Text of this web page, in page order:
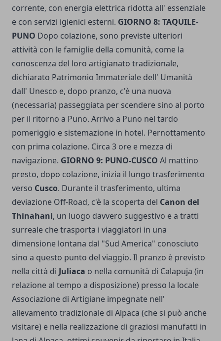
corrente, con energia elettrica ridotta all' essenziale
e con servizi igienici esterni. GIORNO 8: TAQUILE-
PUNO Dopo colazione, sono previste ulteriori
attività con le famiglie della comunità, come la
conoscenza del loro artigianato tradizionale,
dichiarato Patrimonio Immateriale dell' Umanità
dall' Unesco e, dopo pranzo, c'è una nuova
(necessaria) passeggiata per scendere sino al porto
per il ritorno a Puno. Arrivo a Puno nel tardo
pomeriggio e sistemazione in hotel. Pernottamento
con prima colazione. Circa 3 ore e mezza di
navigazione. GIORNO 9: PUNO-CUSCO Al mattino
presto, dopo colazione, inizia il lungo trasferimento
verso Cusco. Durante il trasferimento, ultima
deviazione Off-Road, c'è la scoperta del Canon del
Thinahani, un luogo davvero suggestivo e a tratti
surreale che trasporta i viaggiatori in una
dimensione lontana dal "Sud America" conosciuto
sino a questo punto del viaggio. Il pranzo è previsto
nella città di Juliaca o nella comunità di Calapuja (in
relazione al tempo a disposizione) presso la locale
Associazione di Artigiane impegnate nell'
allevamento tradizionale di Alpaca (che si può anche
visitare) e nella realizzazione di graziosi manufatti in